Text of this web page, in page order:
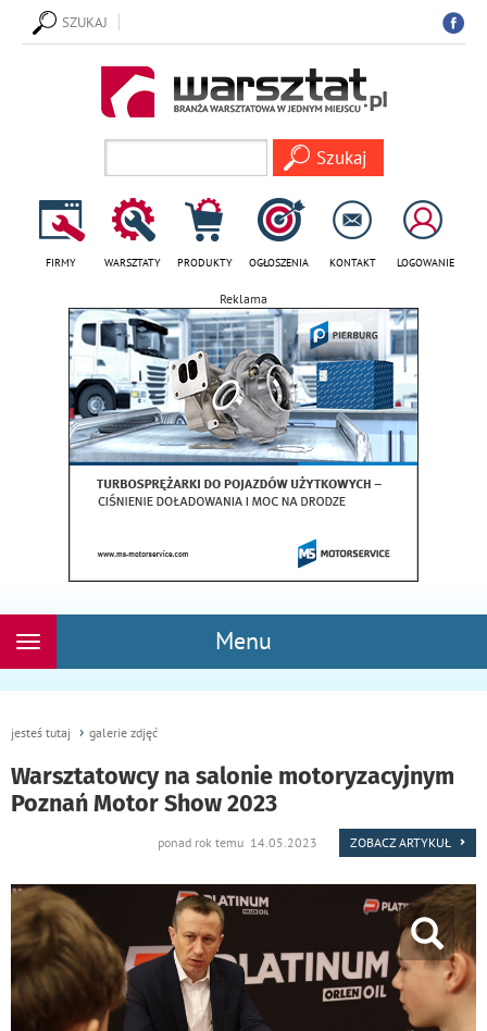
SZUKAJ
FIRMY WARSZTATY PRODUKTY OGŁOSZENIA KONTAKT LOGOWANIE
Reklama
Menu
Rozwiń
jesteś tutaj galerie zdjęć
Warsztatowcy na salonie motoryzacyjnym
Poznań Motor Show 2023
ponad rok temu 14.05.2023 ZOBACZ ARTYKUŁ